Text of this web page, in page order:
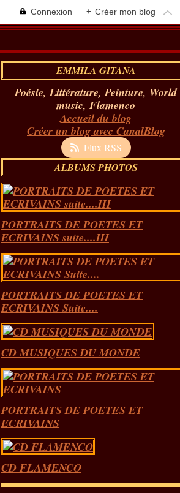
Connexion + Créer mon blog
EMMILA GITANA
Poésie, Littérature, Peinture, World
music, Flamenco
Accueil du blog
Créer un blog avec CanalBlog
Flux RSS
ALBUMS PHOTOS
PORTRAITS DE POETES ET
ECRIVAINS suite....III
PORTRAITS DE POETES ET
ECRIVAINS Suite....
CD MUSIQUES DU MONDE
PORTRAITS DE POETES ET
ECRIVAINS
CD FLAMENCO